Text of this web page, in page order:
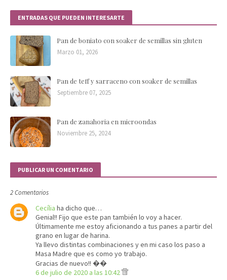
ENTRADAS QUE PUEDEN INTERESARTE
Pan de boniato con soaker de semillas sin gluten
Marzo 01, 2026
Pan de teff y sarraceno con soaker de semillas
Septiembre 07, 2025
Pan de zanahoria en microondas
Noviembre 25, 2024
PUBLICAR UN COMENTARIO
2 Comentarios
Cecília ha dicho que…
Genial!! Fijo que este pan también lo voy a hacer.
Últimamente me estoy aficionando a tus panes a partir del
grano en lugar de harina.
Ya llevo distintas combinaciones y en mi caso los paso a
Masa Madre que es como yo trabajo.
Gracias de nuevo!! ��
6 de julio de 2020 a las 10:42